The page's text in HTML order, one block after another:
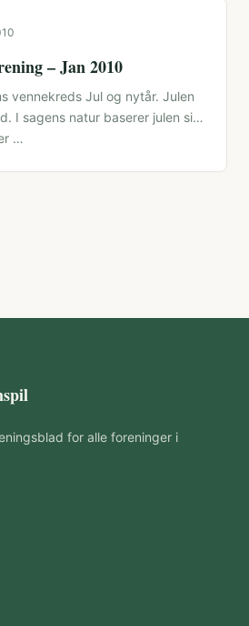
– Jan 2010
vennekreds Jul og nytår. Julen
I sagens natur baserer julen sig
…
for alle foreninger i